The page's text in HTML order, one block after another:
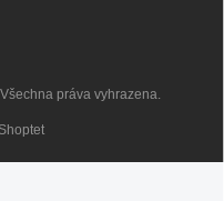
práva vyhrazena.